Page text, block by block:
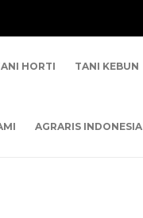
HORTI TANI KEBUN
AGRARIS INDONESIA